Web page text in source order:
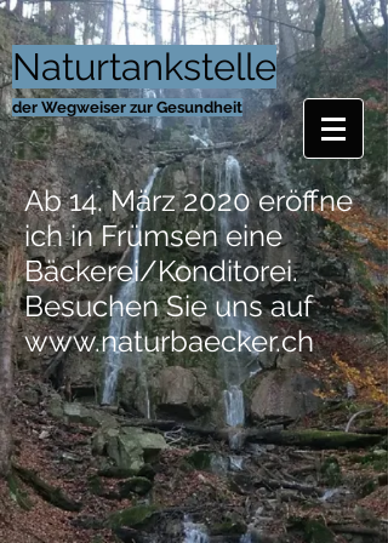
Naturtankstelle
der Wegweiser zur Gesundheit
Ab 14. März 2020 eröffne
ich in Frümsen eine
Bäckerei/Konditorei.
Besuchen Sie uns auf
www.naturbaecker.ch